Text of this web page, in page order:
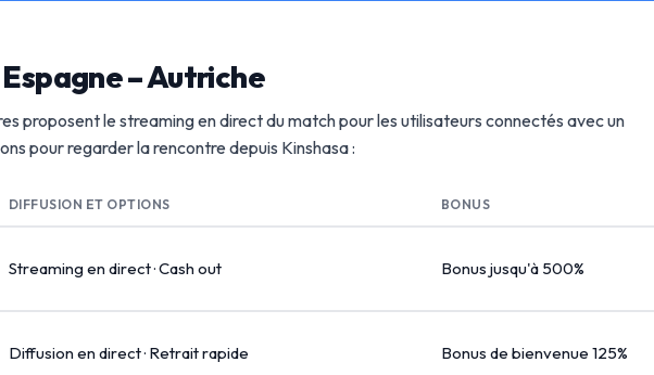
– Autriche
proposent le streaming en direct du match pour les utilisateurs connectés avec un
pour regarder la rencontre depuis Kinshasa :
DIFFUSION ET OPTIONS BONUS
Streaming en direct · Cash out Bonus jusqu'à 500%
Diffusion en direct · Retrait rapide Bonus de bienvenue 125%